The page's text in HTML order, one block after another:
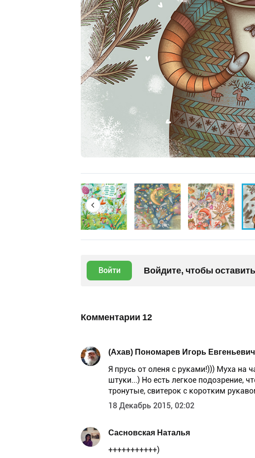
Войти Войдите, чтобы
Комментарии 12
(Ахав) Пономарев Игорь Евгеньевич
Я прусь от оленя с руками!))) Муха на
штуки...) Но есть легкое подозрение,
тронутые, свитерок с коротким
18 Декабрь 2015, 02:02
Сасновская Наталья
+++++++++++)